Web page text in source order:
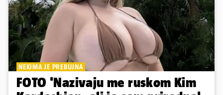
NEKIMA JE PREBUJNA
FOTO 'Nazivaju me ruskom Kim